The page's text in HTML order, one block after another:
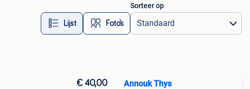
Lijst Foto’s
Sorteer op
€ 40,00 Annouk Thys